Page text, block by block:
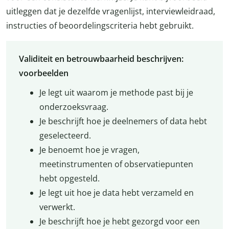
uitleggen dat je dezelfde vragenlijst, interviewleidraad,
instructies of beoordelingscriteria hebt gebruikt.
Validiteit en betrouwbaarheid beschrijven:
voorbeelden
Je legt uit waarom je methode past bij je
onderzoeksvraag.
Je beschrijft hoe je deelnemers of data hebt
geselecteerd.
Je benoemt hoe je vragen,
meetinstrumenten of observatiepunten
hebt opgesteld.
Je legt uit hoe je data hebt verzameld en
verwerkt.
Je beschrijft hoe je hebt gezorgd voor een